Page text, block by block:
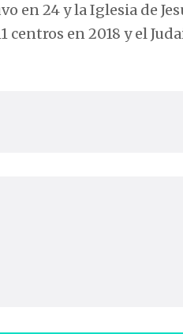
en 24 y la Iglesia de
centros en 2018 y el